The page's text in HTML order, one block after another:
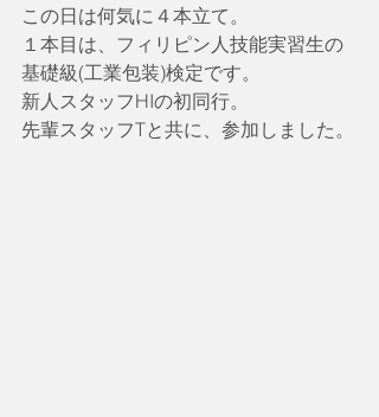
この日は何気に４本立て。
１本目は、フィリピン人技能実習生の
基礎級(工業包装)検定です。
新人スタッフHIの初同行。
先輩スタッフTと共に、参加しました。